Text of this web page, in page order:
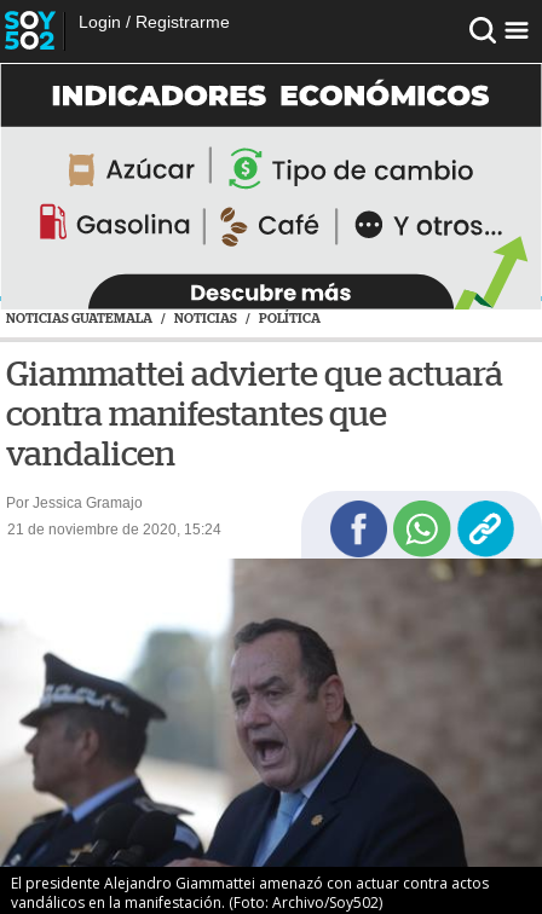
Login / Registrarme
NOTICIAS GUATEMALA / NOTICIAS / POLÍTICA
Giammattei advierte que actuará
contra manifestantes que
vandalicen
Por Jessica Gramajo
21 de noviembre de 2020, 15:24
El presidente Alejandro Giammattei amenazó con actuar contra actos
vandálicos en la manifestación. (Foto: Archivo/Soy502)